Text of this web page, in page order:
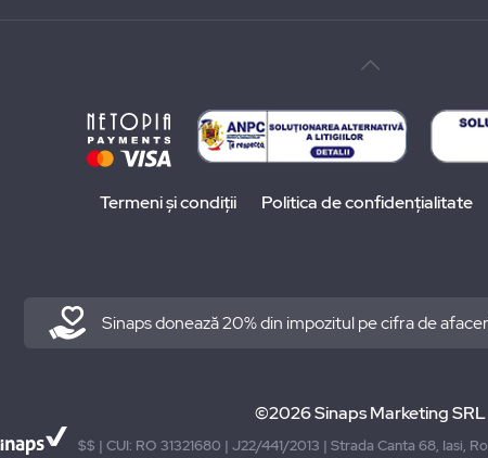
Termeni și condiții Politica de confidențialitate
Sinaps donează 20% din impozitul pe cifra de
©2026 Sinaps Marketing SRL
$$ | CUI: RO 31321680 | J22/441/2013 | Strada Canta 68, Iasi,